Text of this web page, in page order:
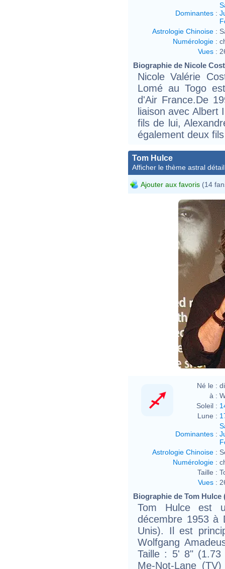
Dominantes :
Astrologie Chinoise :
Numérologie :
Vues :
Biographie de Nicole
Nicole Valérie
Lomé au Togo
d'Air France.De
liaison avec
fils de lui,
également deux
Tom Hulce
Afficher le thème astral
Ajouter aux favoris (14
Né le :
à :
Soleil :
Lune :
Dominantes :
Astrologie Chinoise :
Numérologie :
Taille :
Vues :
Biographie de Tom Hulce
Tom Hulce est
décembre 1953 à
Unis). Il est
Wolfgang
Taille : 5' 8" (1.73
Me-Not-Lane